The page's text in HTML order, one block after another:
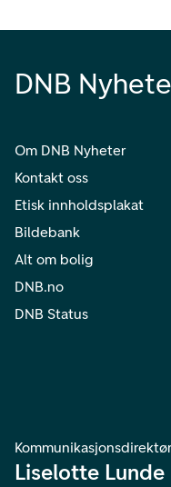
DNB
Om DNB Nyheter
Kontakt oss
Etisk innholdsplakat
Bildebank
Alt om bolig
DNB.no
DNB Status
Kommunikasjonsdirektør
Liselotte Lunde